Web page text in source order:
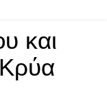
και